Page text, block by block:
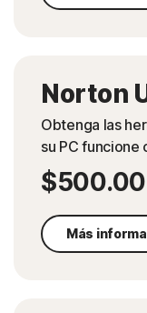
Norton
Obtenga las
su PC funcione
$500.00
Más